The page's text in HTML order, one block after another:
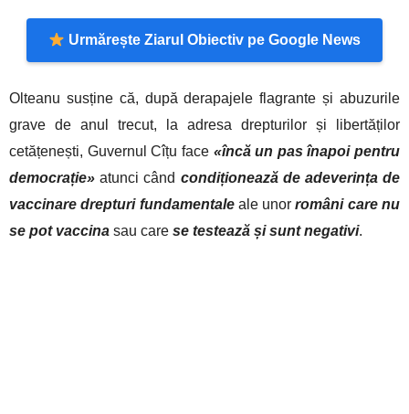
Urmărește Ziarul Obiectiv pe Google News
Olteanu susține că, după derapajele flagrante și abuzurile
grave de anul trecut, la adresa drepturilor și libertăților
cetățenești, Guvernul Cîțu face «încă un pas înapoi pentru
democrație» atunci când condiționează de adeverința de
vaccinare drepturi fundamentaleale unorromâni care nu
se pot vaccina sau care se testează și sunt negativi.